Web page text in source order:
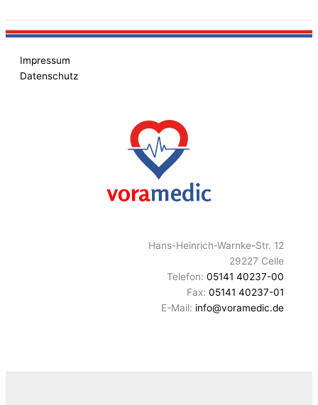
Impressum
Datenschutz
Hans-Heinrich-Warnke-Str. 12
29227 Celle
Telefon: 05141 40237-00
Fax: 05141 40237-01
E-Mail: info@voramedic.de